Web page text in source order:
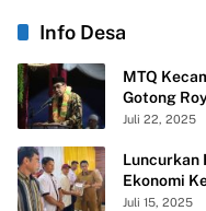
Info Desa
MTQ
Gotong
Desa
Juli 22, 2025
Luncurkan
Ekonomi
Juli 15, 2025